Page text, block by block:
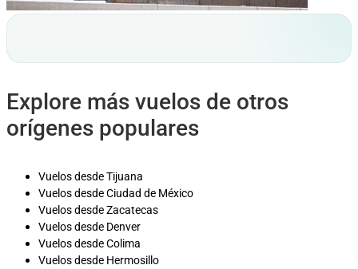
Explore más vuelos de otros
orígenes populares
Vuelos desde Tijuana
Vuelos desde Ciudad de México
Vuelos desde Zacatecas
Vuelos desde Denver
Vuelos desde Colima
Vuelos desde Hermosillo